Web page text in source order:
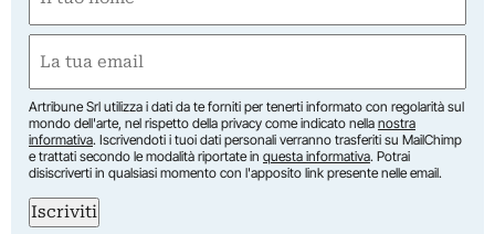
(Obbligatorio)
Nome
(Obbligatorio)
Artribune Srl utilizza i dati da te forniti per tenerti informato con regolarità sul
mondo dell'arte, nel rispetto della privacy come indicato nella nostra
informativa. Iscrivendoti i tuoi dati personali verranno trasferiti su MailChimp
e trattati secondo le modalità riportate in questa informativa. Potrai
disiscriverti in qualsiasi momento con l'apposito link presente nelle email.
Iscriviti